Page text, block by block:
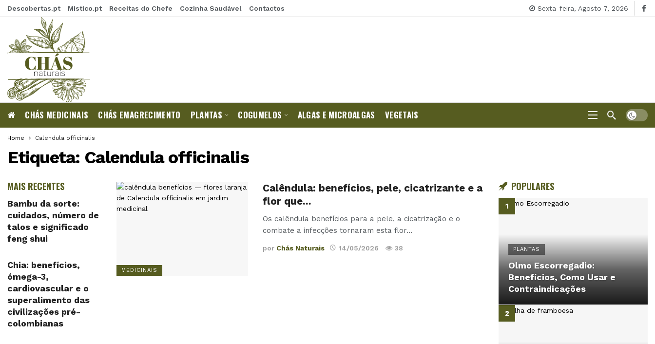
Descobertas.pt Mistico.pt Receitas do Chefe Cozinha Saudável Contactos Sexta-feira, Agosto 7, 2026
CHÁS MEDICINAIS CHÁS EMAGRECIMENTO PLANTAS COGUMELOS ALGAS E MICROALGAS VEGETAIS
Home Calendula officinalis
Etiqueta: Calendula officinalis
MEDICINAIS
Calêndula: benefícios, pele, cicatrizante e a
flor que…
Os calêndula benefícios para a pele, a cicatrização e o
combate a infecções tornaram esta flor…
por Chás Naturais 14/05/2026 38
POPULARES
PLANTAS
Olmo Escorregadio:
Benefícios, Como Usar e
Contraindicações
MAIS RECENTES
Bambu da sorte:
cuidados, número de
talos e significado
feng shui
Chia: benefícios,
ómega-3,
cardiovascular e o
superalimento das
civilizações pré-
colombianas